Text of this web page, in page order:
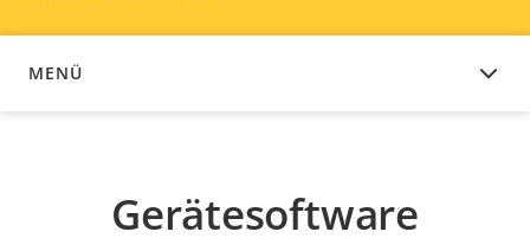
MENÜ
GERÄTESOFTWARE
Gerätesoftware